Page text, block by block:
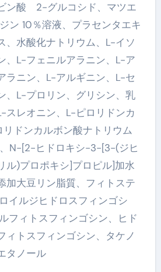
ン酸 2-グルコシド、マツエ
ン 10％溶液、プラセンタエキ
、水酸化ナトリウム、L-イソ
、L-フェニルアラニン、L-ア
ラニン、L-アルギニン、L-セ
、L-プロリン、グリシン、乳
スレオニン、L-ピロリドンカ
ドンカルボン酸ナトリウム
N-[2-ヒドロキシ-3-[3-(ジヒ
ル)プロポキシ]プロピル]加水
加大豆リン脂質、フィトステ
イルジヒドロスフィンゴシ
フィトスフィンゴシン、ヒド
ィトスフィンゴシン、タケノ
タノール